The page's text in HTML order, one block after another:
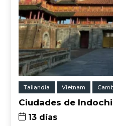
Tailandia Vietnam
Ciudades de
13 días